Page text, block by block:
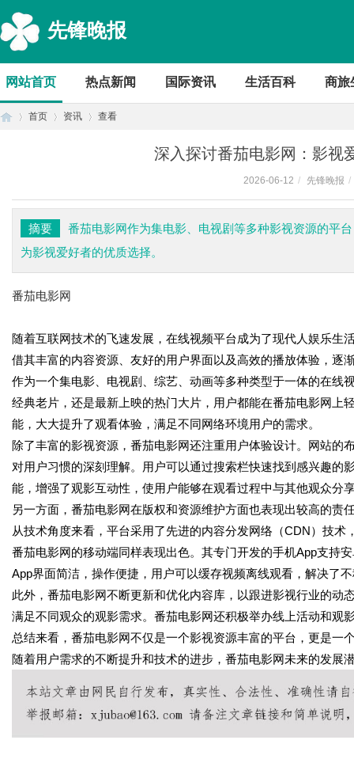
先锋晚报
网站首页 热点新闻 国际资讯 生活百科 商旅
首页 资讯 查看
深入探讨番茄电影网：影视
2026-06-12 / 先锋晚报 /
摘要
番茄电影网作为集电影、电视剧等多种影视资源的平
为影视爱好者的优质选择。
番茄电影网
随着互联网技术的飞速发展，在线视频平台成为了现代人娱乐生
借其丰富的内容资源、友好的用户界面以及高效的播放体验，逐
作为一个集电影、电视剧、综艺、动画等多种类型于一体的在线
经典老片，还是最新上映的热门大片，用户都能在番茄电影网上
能，大大提升了观看体验，满足不同网络环境用户的需求。
除了丰富的影视资源，番茄电影网还注重用户体验设计。网站
对用户习惯的深刻理解。用户可以通过搜索栏快速找到感兴趣
能，增强了观影互动性，使用户能够在观看过程中与其他观众分
另一方面，番茄电影网在版权和资源维护方面也表现出较高的
从技术角度来看，平台采用了先进的内容分发网络（CDN）技
番茄电影网的移动端同样表现出色。其专门开发的手机App支持
App界面简洁，操作便捷，用户可以缓存视频离线观看，解决了
此外，番茄电影网不断更新和优化内容库，以跟进影视行业的
满足不同观众的观影需求。番茄电影网还积极举办线上活动和观
总结来看，番茄电影网不仅是一个影视资源丰富的平台，更是
随着用户需求的不断提升和技术的进步，番茄电影网未来的发展